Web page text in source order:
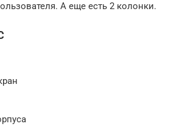
А еще есть 2 колонки.